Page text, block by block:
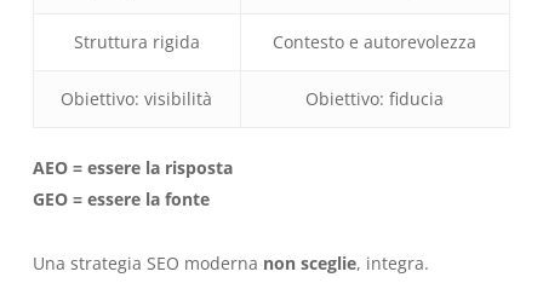
Struttura rigida Contesto e autorevolezza
Obiettivo: visibilità Obiettivo: fiducia
AEO = essere la risposta
GEO = essere la fonte
Una strategia SEO moderna non sceglie, integra.